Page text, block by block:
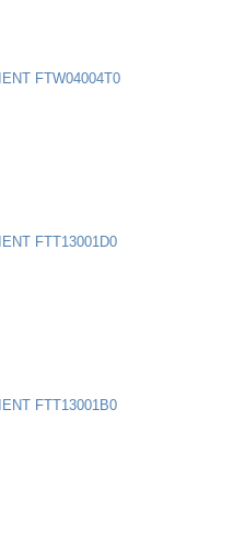
FTW04004T0
FTT13001D0
FTT13001B0